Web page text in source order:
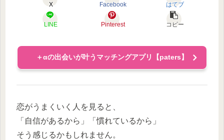
X Facebook はてブ
LINE Pinterest コピー
＋αの出会いが叶うマッチングアプリ【paters】
恋がうまくいく人を見ると、
「自信があるから」「慣れているから」
そう感じるかもしれません。